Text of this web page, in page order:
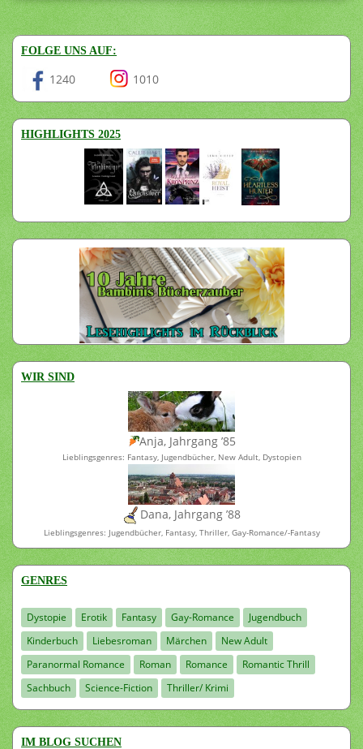
FOLGE UNS AUF:
1240 1010
HIGHLIGHTS 2025
WIR SIND
Anja, Jahrgang ’85
Lieblingsgenres: Fantasy, Jugendbücher, New Adult, Dystopien
Dana, Jahrgang ’88
Lieblingsgenres: Jugendbücher, Fantasy, Thriller, Gay-Romance/-Fantasy
GENRES
Dystopie Erotik Fantasy Gay-Romance
Jugendbuch
Kinderbuch
Liebesroman Märchen
New Adult
Paranormal Romance
Roman Romance
Romantic Thrill
Sachbuch
Science-Fiction Thriller/ Krimi
IM BLOG SUCHEN